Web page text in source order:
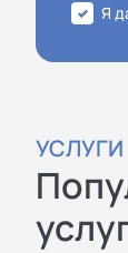
Я
УСЛУГИ